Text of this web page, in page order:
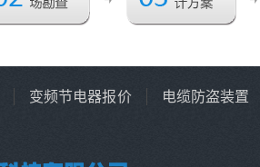
变频节电器报价 电缆防盗装置